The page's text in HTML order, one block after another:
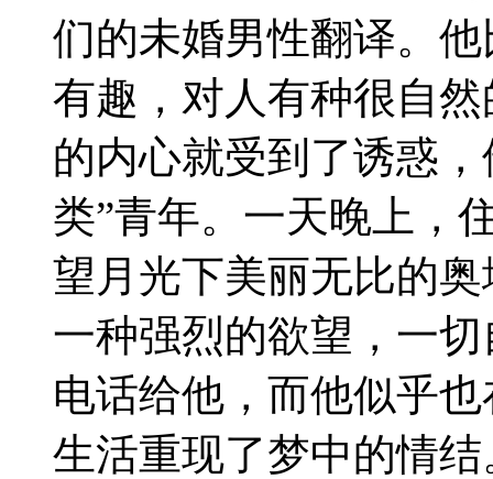
们的未婚男性翻译。
有趣，对人有种很自
的内心就受到了诱惑
类”青年。一天晚上，
望月光下美丽无比的
一种强烈的欲望，一
电话给他，而他似乎
生活重现了梦中的情